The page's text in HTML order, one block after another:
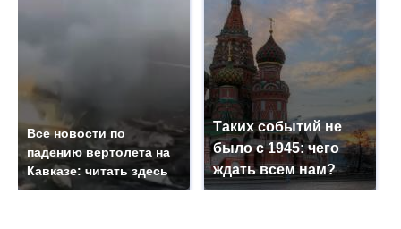
Все новости по
падению вертолета на
Кавказе: читать здесь
Таких событий не
было с 1945: чего
ждать всем нам?